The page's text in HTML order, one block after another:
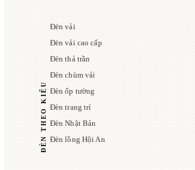
ĐÈN THEO KIỂU
Đèn vải
Đèn vải cao cấp
Đèn thả trần
Đèn chùm vải
Đèn ốp tường
Đèn trang trí
Đèn Nhật Bản
Đèn lồng Hội An